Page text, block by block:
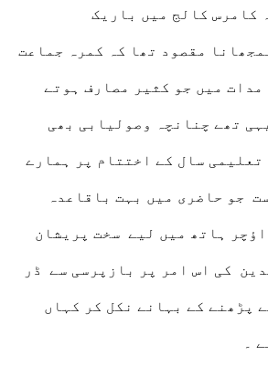
کامرس کالج میں باریک
مقصود تھا کہ کمرہ جماعت
میں جو کثیر مصارف ہوتے
تھے چنانچہ وصولیابی بھی
سال کے اختتام پر ہمارے
جو حاضری میں بہت باقاعدہ
ہاتھ میں لیے سخت پریشان
کی اس امر پر بازپرسی سے ڈر
پڑھنے کے بہانے نکل کر کہاں
۔